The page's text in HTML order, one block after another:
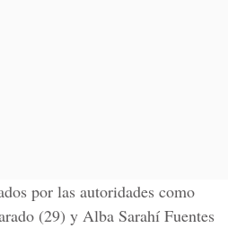
por las autoridades como
(29) y Alba Sarahí Fuentes